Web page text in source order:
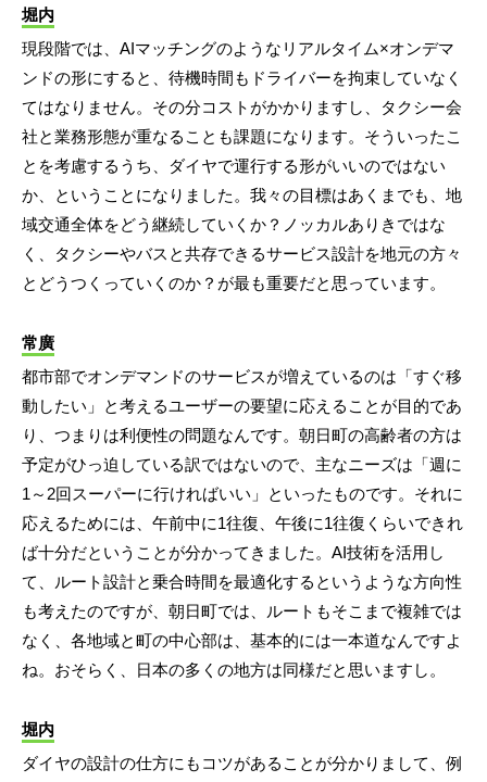
堀内
現段階では、AIマッチングのようなリアルタイム×オンデマ
ンドの形にすると、待機時間もドライバーを拘束していなく
てはなりません。その分コストがかかりますし、タクシー会
社と業務形態が重なることも課題になります。そういったこ
とを考慮するうち、ダイヤで運行する形がいいのではない
か、ということになりました。我々の目標はあくまでも、地
域交通全体をどう継続していくか？ノッカルありきではな
く、タクシーやバスと共存できるサービス設計を地元の方々
とどうつくっていくのか？が最も重要だと思っています。
常廣
都市部でオンデマンドのサービスが増えているのは「すぐ移
動したい」と考えるユーザーの要望に応えることが目的であ
り、つまりは利便性の問題なんです。朝日町の高齢者の方は
予定がひっ迫している訳ではないので、主なニーズは「週に
1～2回スーパーに行ければいい」といったものです。それに
応えるためには、午前中に1往復、午後に1往復くらいできれ
ば十分だということが分かってきました。AI技術を活用し
て、ルート設計と乗合時間を最適化するというような方向性
も考えたのですが、朝日町では、ルートもそこまで複雑では
なく、各地域と町の中心部は、基本的には一本道なんですよ
ね。おそらく、日本の多くの地方は同様だと思いますし。
堀内
ダイヤの設計の仕方にもコツがあることが分かりまして、例